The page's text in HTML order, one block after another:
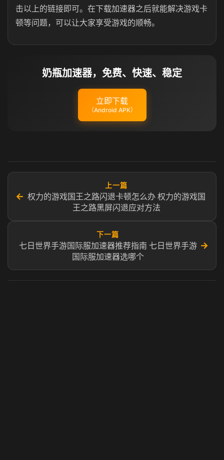
击以上的链接即可。在下载加速器之后就能解决游戏卡
顿等问题，可以让大家享受游戏的顺畅。
奶瓶加速器，免费、快速、稳定
立即下载
（Android APK）
←
上一篇
权力的游戏国王之路闪退卡顿怎么办 权力的游戏国
王之路黑屏闪退应对方法
下一篇
七日世界手游国际服加速器推荐指南 七日世界手游
国际服加速器选哪个
→